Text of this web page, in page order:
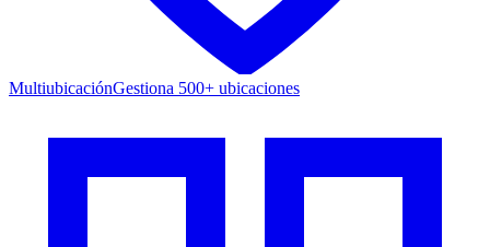
MultiubicaciónGestiona 500+ ubicaciones